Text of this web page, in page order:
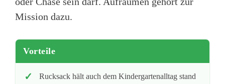
Mission dazu.
Vorteile
Rucksack hält auch dem Kindergartenalltag stand